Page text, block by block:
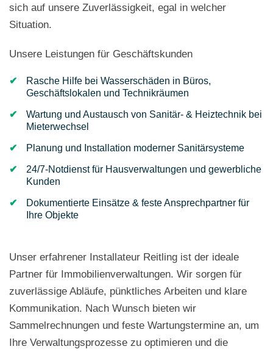
sich auf unsere Zuverlässigkeit, egal in welcher
Situation.
Unsere Leistungen für Geschäftskunden
Rasche Hilfe bei Wasserschäden in Büros,
Geschäftslokalen und Technikräumen
Wartung und Austausch von Sanitär- & Heiztechnik bei
Mieterwechsel
Planung und Installation moderner Sanitärsysteme
24/7-Notdienst für Hausverwaltungen und gewerbliche
Kunden
Dokumentierte Einsätze & feste Ansprechpartner für
Ihre Objekte
Unser erfahrener Installateur Reitling ist der ideale
Partner für Immobilienverwaltungen. Wir sorgen für
zuverlässige Abläufe, pünktliches Arbeiten und klare
Kommunikation. Nach Wunsch bieten wir
Sammelrechnungen und feste Wartungstermine an, um
Ihre Verwaltungsprozesse zu optimieren und die